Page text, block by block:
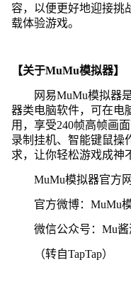
容，以便更好地迎接挑
载体验游戏。
【关于MuMu模拟器】
网易MuMu模拟器
器类电脑软件，可在电
用，享受240帧高帧画
录制挂机、智能键鼠操
求，让你轻松游戏成神
MuMu模拟器官方
官方微博：MuMu
微信公众号：Mu
（转自TapTap）